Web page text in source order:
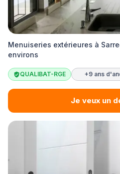
Menuiseries extérieures à
environs
QUALIBAT-RGE +9 ans
Je veux un